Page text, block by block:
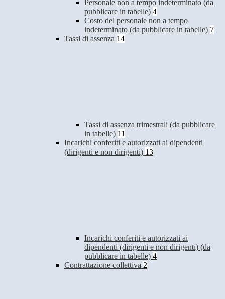
Personale non a tempo indeterminato (da
pubblicare in tabelle) 4
Costo del personale non a tempo
indeterminato (da pubblicare in tabelle) 7
Tassi di assenza 14
Tassi di assenza trimestrali (da pubblicare
in tabelle) 11
Incarichi conferiti e autorizzati ai dipendenti
(dirigenti e non dirigenti) 13
Incarichi conferiti e autorizzati ai
dipendenti (dirigenti e non dirigenti) (da
pubblicare in tabelle) 4
Contrattazione collettiva 2